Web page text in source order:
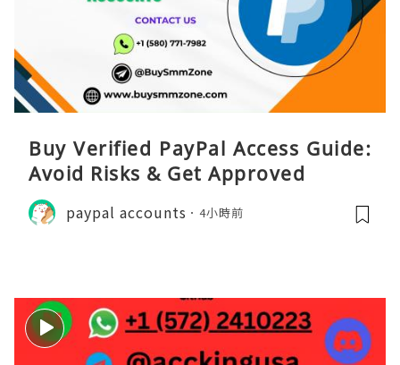
Buy Verified PayPal Access Guide:
Avoid Risks & Get Approved
paypal accounts 4小時前